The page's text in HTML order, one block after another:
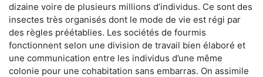
dizaine voire de plusieurs millions d’individus. Ce sont des
insectes très organisés dont le mode de vie est régi par
des règles préétablies. Les sociétés de fourmis
fonctionnent selon une division de travail bien élaboré et
une communication entre les individus d’une même
colonie pour une cohabitation sans embarras. On assimile